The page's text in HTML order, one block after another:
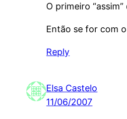
O primeiro
Então se for com
Reply
Elsa Castelo
11/06/2007